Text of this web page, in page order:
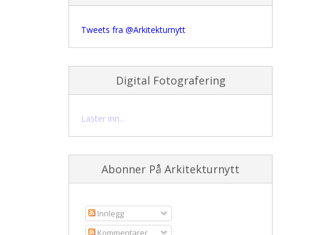
Tweets fra @Arkitekturnytt
Digital Fotografering
Laster inn...
Abonner På Arkitekturnytt
Innlegg
Kommentarer